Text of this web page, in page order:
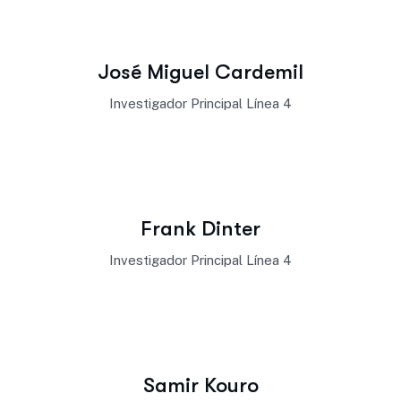
José Miguel Cardemil
Investigador Principal Línea 4
Frank Dinter
Investigador Principal Línea 4
Samir Kouro